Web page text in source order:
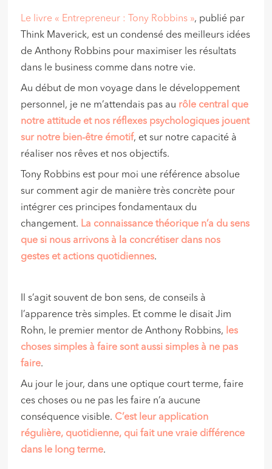
Le livre « Entrepreneur : Tony Robbins », publié par
Think Maverick, est un condensé des meilleurs idées
de Anthony Robbins pour maximiser les résultats
dans le business comme dans notre vie.
Au début de mon voyage dans le développement
personnel, je ne m’attendais pas au rôle central que
notre attitude et nos réflexes psychologiques jouent
sur notre bien-être émotif, et sur notre capacité à
réaliser nos rêves et nos objectifs.
Tony Robbins est pour moi une référence absolue
sur comment agir de manière très concrète pour
intégrer ces principes fondamentaux du
changement. La connaissance théorique n’a du sens
que si nous arrivons à la concrétiser dans nos
gestes et actions quotidiennes.
Il s’agit souvent de bon sens, de conseils à
l’apparence très simples. Et comme le disait Jim
Rohn, le premier mentor de Anthony Robbins,
les
choses simples à faire sont aussi simples à ne pas
faire.
Au jour le jour, dans une optique court terme, faire
ces choses ou ne pas les faire n’a aucune
conséquence visible. C’est leur application
régulière, quotidienne, qui fait une vraie différence
dans le long terme.